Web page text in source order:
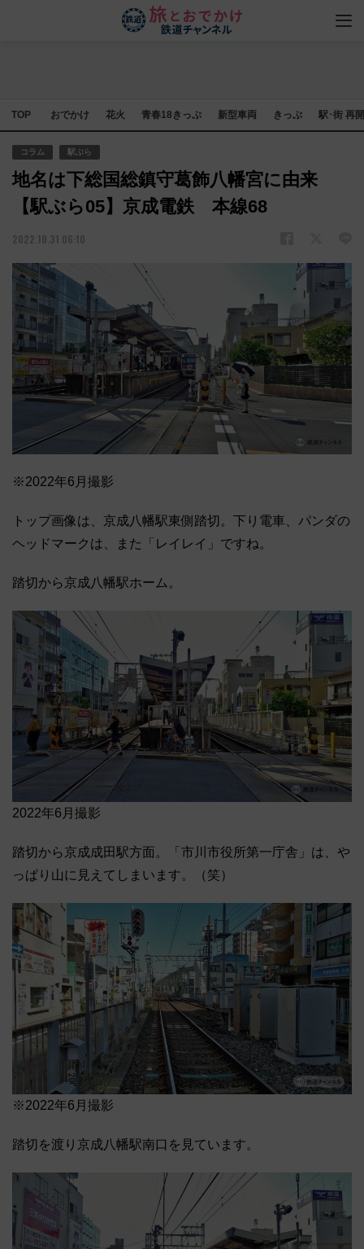
TOP おでかけ 花火 青春18きっぷ 新型車両 きっぷ 駅･街 再
コラム 駅ぶら
地名は下総国総鎮守葛飾八幡宮に由来
【駅ぶら05】京成電鉄 本線68
2022.10.31 06:10
※2022年6月撮影
トップ画像は、京成八幡駅東側踏切。下り電車、パンダの
ヘッドマークは、また「レイレイ」ですね。
踏切から京成八幡駅ホーム。
2022年6月撮影
踏切から京成成田駅方面。「市川市役所第一庁舎」は、や
っぱり山に見えてしまいます。（笑）
※2022年6月撮影
踏切を渡り京成八幡駅南口を見ています。